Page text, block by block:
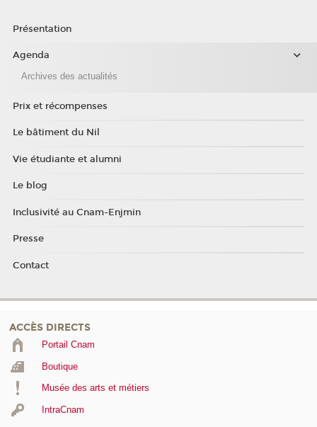
Présentation
Agenda
Archives des actualités
Prix et récompenses
Le bâtiment du Nil
Vie étudiante et alumni
Le blog
Inclusivité au Cnam-Enjmin
Presse
Contact
ACCÈS DIRECTS
Portail Cnam
Boutique
Musée des arts et métiers
IntraCnam